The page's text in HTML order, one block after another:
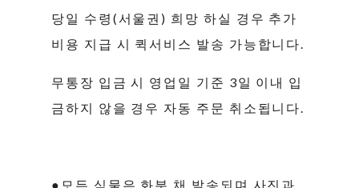
당일 수령(서울권) 희망 하실 경우 추가
비용 지급 시 퀵서비스 발송 가능합니다.
무통장 입금 시 영업일 기준 3일 이내 입
금하지 않을 경우 자동 주문 취소됩니다.
●모든 식물은 화분 채 발송되며 사진과